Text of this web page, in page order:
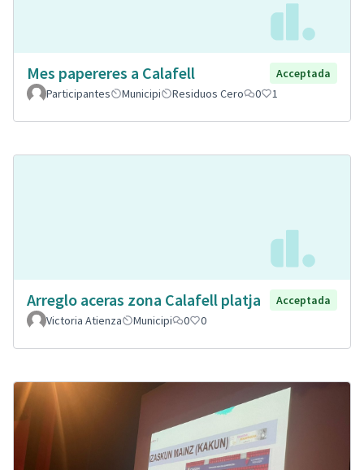
Mes papereres a Calafell
Acceptada
Participantes
Municipi Residuos Cero 0 1
Arreglo aceras zona Calafell platja
Acceptada
Victoria Atienza
Municipi 0 0